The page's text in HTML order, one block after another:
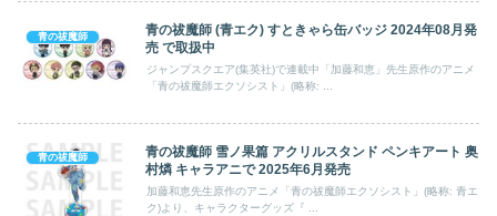
青の祓魔師
青の祓魔師 (青エク) すときゃら缶バッジ 2024年08月発
売 で取扱中
ジャンプスクエア(集英社)で連載中「加藤和恵」先生原作のアニメ
「青の祓魔師エクソシスト」(略称: ...
青の祓魔師
青の祓魔師 雪ノ果篇 アクリルスタンド ペンキアート 奥
村燐 キャラアニで 2025年6月発売
加藤和恵先生原作のアニメ「青の祓魔師エクソシスト」(略称: 青エ
ク)より、キャラクターグッズ『 ...